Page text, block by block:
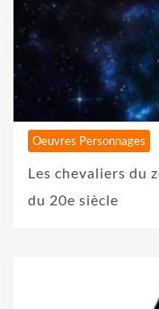
Oeuvres Personnages
Les chevaliers du
du 20e siècle